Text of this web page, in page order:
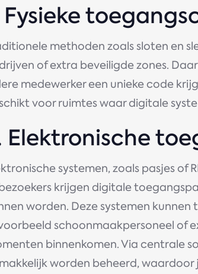
Fysieke
methoden zoals sloten en
of extra beveiligde zones.
medewerker een unieke code
voor ruimtes waar digitale
Elektronische
systemen, zoals pasjes of
krijgen digitale
worden. Deze systemen
schoonmaakpersoneel of
binnenkomen. Via centrale
worden beheerd,